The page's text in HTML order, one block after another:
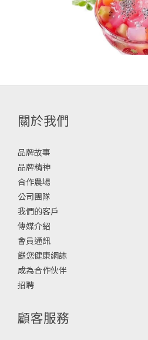
關於我們
品牌故事
品牌精神
合作農場
公司團隊
我們的客戶
傳媒介紹
會員通訊
餸您健康網誌
成為合作伙伴
招聘
顧客服務